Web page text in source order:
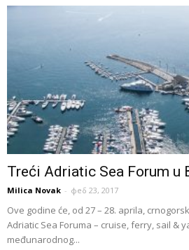
Treći Adriatic Sea Forum u
Milica Novak - феб 23, 2017
Ove godine će, od 27 – 28. aprila,
Adriatic Sea Foruma – cruise, ferry, sail &
međunarodnog...